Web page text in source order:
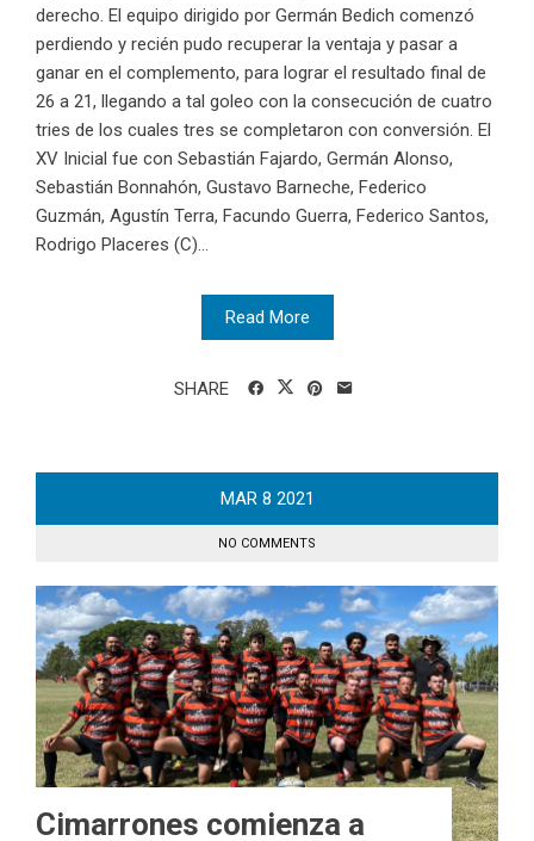
derecho. El equipo dirigido por Germán Bedich comenzó
perdiendo y recién pudo recuperar la ventaja y pasar a
ganar en el complemento, para lograr el resultado final de
26 a 21, llegando a tal goleo con la consecución de cuatro
tries de los cuales tres se completaron con conversión. El
XV Inicial fue con Sebastián Fajardo, Germán Alonso,
Sebastián Bonnahón, Gustavo Barneche, Federico
Guzmán, Agustín Terra, Facundo Guerra, Federico Santos,
Rodrigo Placeres (C)...
Read More
SHARE
MAR 8 2021
NO COMMENTS
Cimarrones comienza a